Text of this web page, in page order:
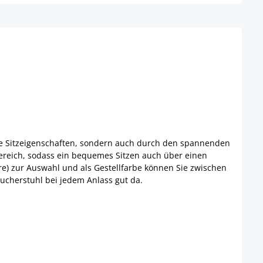
sondern auch durch den spannenden
sodass ein bequemes Sitzen auch über einen
zur Auswahl und als Gestellfarbe können Sie zwischen
bei jedem Anlass gut da.